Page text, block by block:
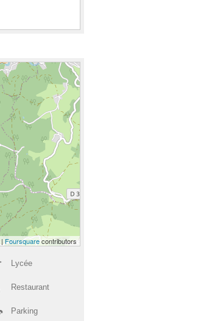
|Foursquarecontributors
Lycée
Restaurant
Parking